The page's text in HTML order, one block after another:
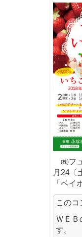
㈱フ
月24〔
「ベイ
このコ
ＷＥＢ
す。